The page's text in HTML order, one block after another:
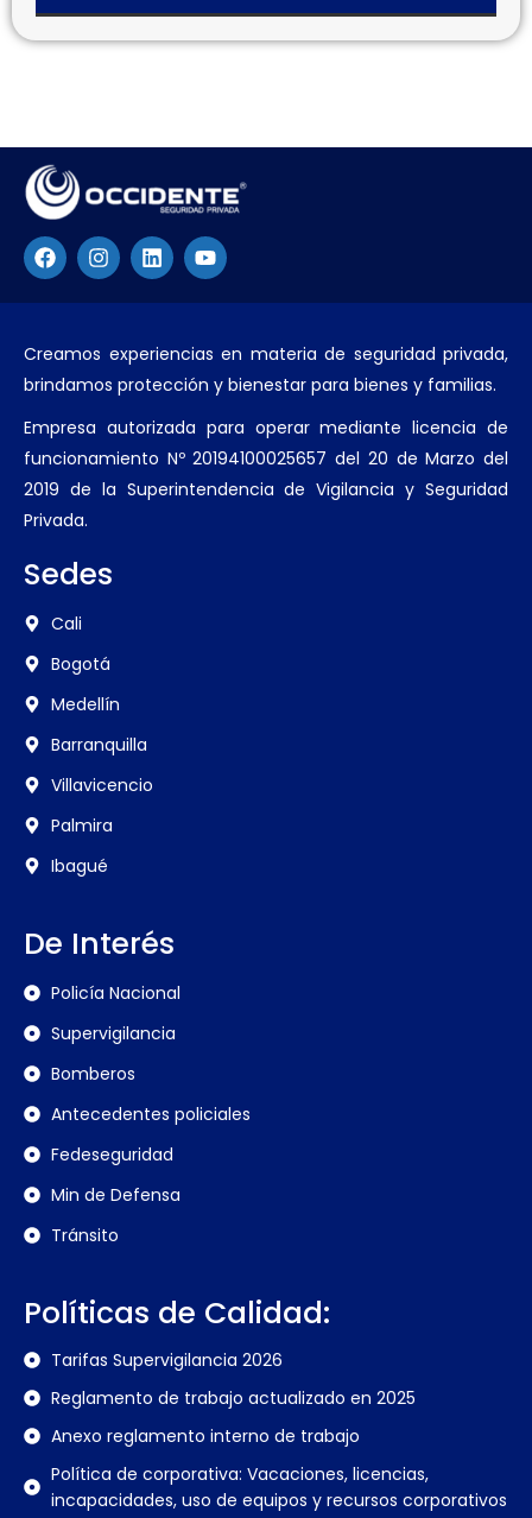
Creamos experiencias en materia de seguridad privada,
brindamos protección y bienestar para bienes y familias.
Empresa autorizada para operar mediante licencia de
funcionamiento Nº 20194100025657 del 20 de Marzo del
2019 de la Superintendencia de Vigilancia y Seguridad
Privada.
Sedes
Cali
Bogotá
Medellín
Barranquilla
Villavicencio
Palmira
Ibagué
De Interés
Policía Nacional
Supervigilancia
Bomberos
Antecedentes policiales
Fedeseguridad
Min de Defensa
Tránsito
Políticas de Calidad:
Tarifas Supervigilancia 2026
Reglamento de trabajo actualizado en 2025
Anexo reglamento interno de trabajo
Política de corporativa: Vacaciones, licencias,
incapacidades, uso de equipos y recursos corporativos